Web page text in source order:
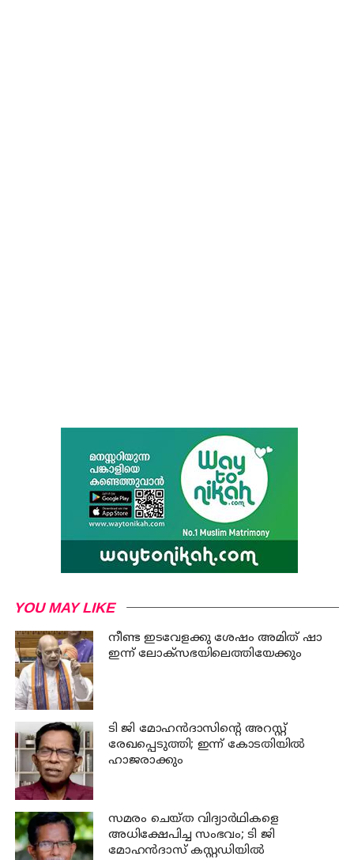
YOU MAY LIKE
നീണ്ട ഇടവേളക്കു ശേഷം അമിത് ഷാ
ഇന്ന് ലോക്‌സഭയിലെത്തിയേക്കും
ടി ജി മോഹന്‍ദാസിന്റെ അറസ്റ്റ്
രേഖപ്പെടുത്തി; ഇന്ന് കോടതിയില്‍
ഹാജരാക്കും
സമരം ചെയ്ത വിദ്യാര്‍ഥികളെ
അധിക്ഷേപിച്ച സംഭവം; ടി ജി
മോഹന്‍ദാസ് കസ്റ്റഡിയിൽ